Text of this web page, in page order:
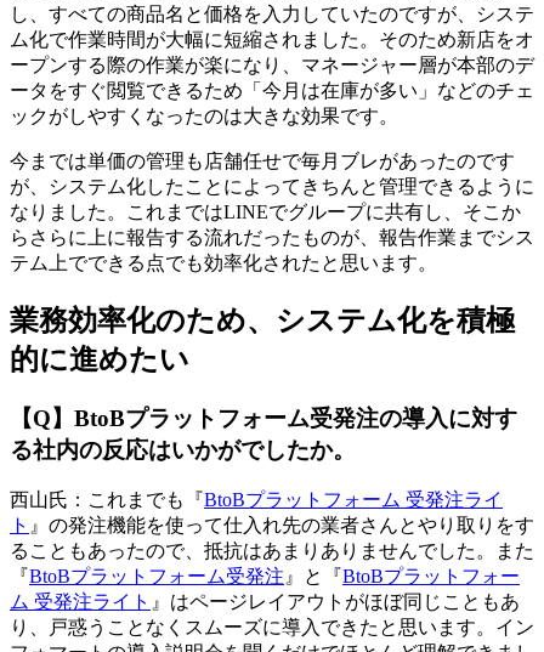
し、すべての商品名と価格を入力していたのですが、システ
ム化で作業時間が大幅に短縮されました。そのため新店をオ
ープンする際の作業が楽になり、マネージャー層が本部のデ
ータをすぐ閲覧できるため「今月は在庫が多い」などのチェ
ックがしやすくなったのは大きな効果です。
今までは単価の管理も店舗任せで毎月ブレがあったのです
が、システム化したことによってきちんと管理できるように
なりました。これまではLINEでグループに共有し、そこか
らさらに上に報告する流れだったものが、報告作業までシス
テム上でできる点でも効率化されたと思います。
業務効率化のため、システム化を積極
的に進めたい
【Q】BtoBプラットフォーム受発注の導入に対す
る社内の反応はいかがでしたか。
西山氏：これまでも『 BtoBプラットフォーム 受発注ライ
ト 』の発注機能を使って仕入れ先の業者さんとやり取りをす
ることもあったので、抵抗はあまりありませんでした。また
『 BtoBプラットフォーム受発注』と『 BtoBプラットフォー
ム 受発注ライト 』はページレイアウトがほぼ同じこともあ
り、戸惑うことなくスムーズに導入できたと思います。イン